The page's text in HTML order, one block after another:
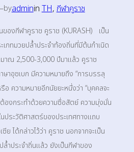
byadmininTH, กีฬาคูราช
ของกีฬาคูราช คูราช (KURASH) เป็น
เภทมวยปล้ำประจำท้องถิ่นที่มีต้นกำเนิด
มาณ 2,500-3,000 ปีมาแล้ว คูราช
ษาอุซเบก มีความหมายถึง “การบรรลุ
อ ความหมายอีกนัยยะหนึ่งว่า “บุคคลจะ
องกระทำด้วยความซื่อสัตย์ ความมุ่งมั่น
นประวัติศาสตร์ของประเทศทางแถบ
ย ได้กล่าวไว้ว่า คูราช นอกจากจะเป็น
ล้ำประจำถิ่นแล้ว ยังเป็นกีฬาของ